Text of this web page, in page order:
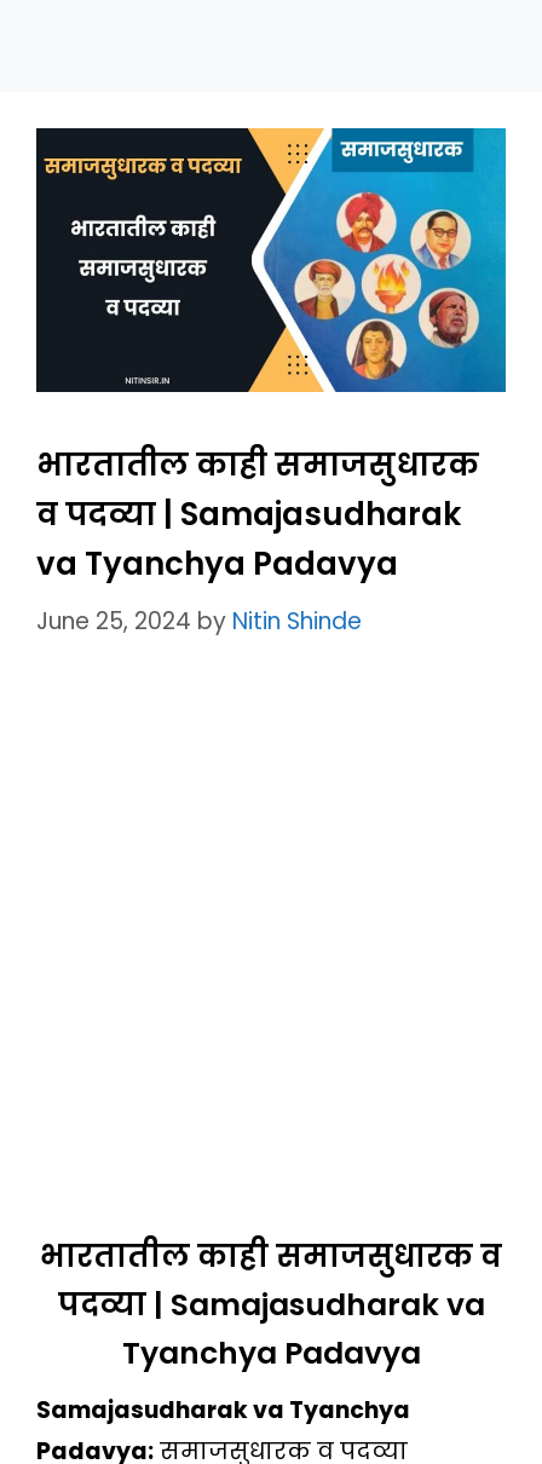
भारतातील काही समाजसुधारक
व पदव्या | Samajasudharak
va Tyanchya Padavya
June 25, 2024 by Nitin Shinde
भारतातील काही समाजसुधारक व
पदव्या | Samajasudharak va
Tyanchya Padavya
Samajasudharak va Tyanchya
Padavya:समाजसुधारक व पदव्या